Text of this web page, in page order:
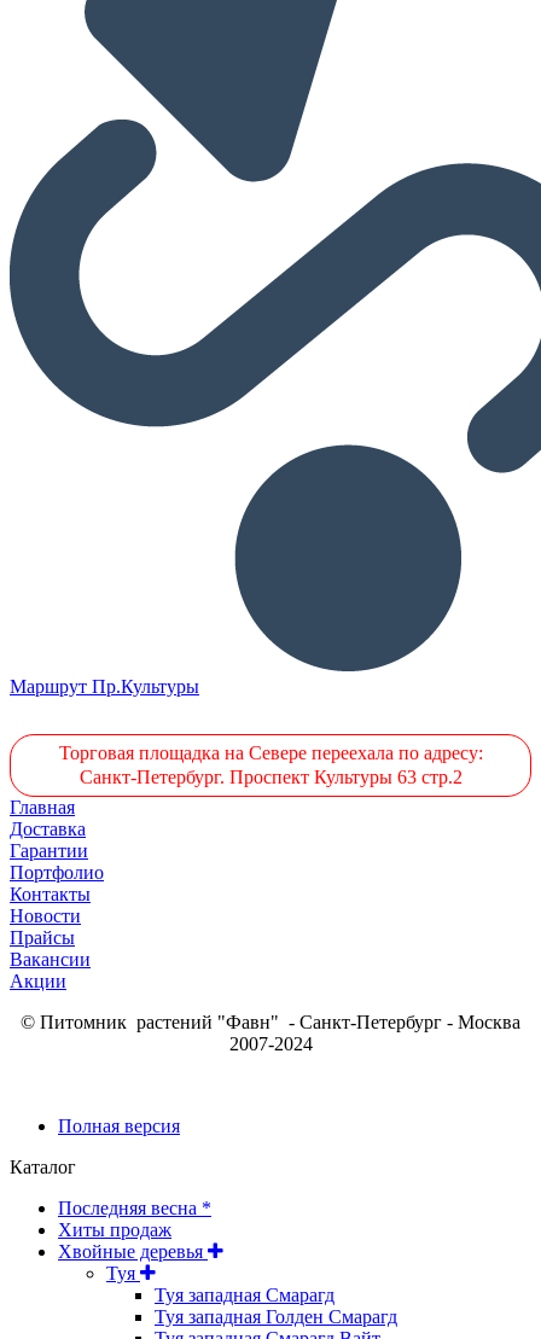
Маршрут Пр.Культуры
Торговая площадка на Севере переехала по адресу:
Санкт-Петербург. Проспект Культуры 63 стр.2
Главная
Доставка
Гарантии
Портфолио
Контакты
Новости
Прайсы
Вакансии
Акции
© Питомник растений "Фавн" - Санкт-Петербург - Москва
2007-2024
Полная версия
Каталог
Последняя весна *
Хиты продаж
Хвойные деревья
Туя
Туя западная Смарагд
Туя западная Голден Смарагд